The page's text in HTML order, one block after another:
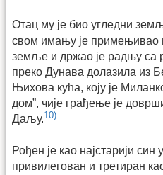
Отац му је био угледни
свом имању је примењивао
земље и држао је радњу са
преко Дунава долазила из
Њихова кућа, коју је
дом”, чије грађење је
Даљу.10)
Рођен је као најстарији син
привилегован и третиран